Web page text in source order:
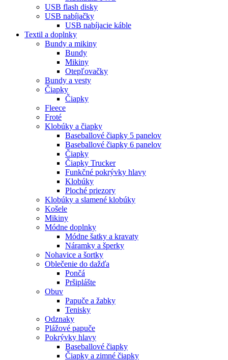
USB flash disky
USB nabíjačky
USB nabíjacie káble
Textil a doplnky
Bundy a mikiny
Bundy
Mikiny
Otepľovačky
Bundy a vesty
Čiapky
Čiapky
Fleece
Froté
Klobúky a čiapky
Baseballové čiapky 5 panelov
Baseballové čiapky 6 panelov
Čiapky
Čiapky Trucker
Funkčné pokrývky hlavy
Klobúky
Ploché priezory
Klobúky a slamené klobúky
Košele
Mikiny
Módne doplnky
Módne šatky a kravaty
Náramky a šperky
Nohavice a šortky
Oblečenie do dažďa
Pončá
Pršiplášte
Obuv
Papuče a žabky
Tenisky
Odznaky
Plážové papuče
Pokrývky hlavy
Baseballové čiapky
Čiapky a zimné čiapky